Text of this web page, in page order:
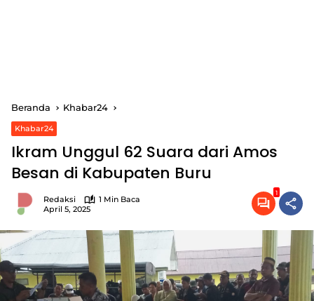
Beranda Khabar24
Khabar24
Ikram Unggul 62 Suara dari Amos
Besan di Kabupaten Buru
Redaksi
1 Min Baca
April 5, 2025
1